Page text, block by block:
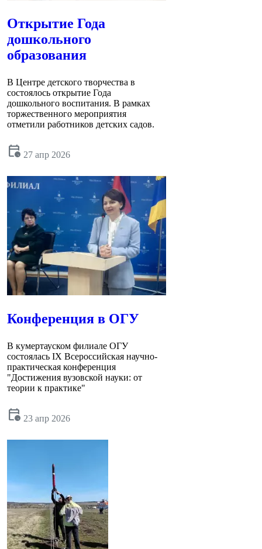
Открытие Года
дошкольного
образования
В Центре детского творчества в
состоялось открытие Года
дошкольного воспитания. В рамках
торжественного мероприятия
отметили работников детских садов.
calendar_clock 27 апр 2026
Конференция в ОГУ
В кумертауском филиале ОГУ
состоялась IX Всероссийская научно-
практическая конференция
"Достижения вузовской науки: от
теории к практике"
calendar_clock 23 апр 2026